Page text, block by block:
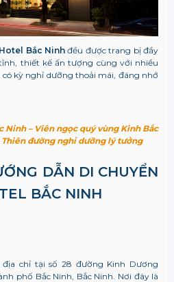
Bắc Ninhđều được trang bị đầy
thiết kế ấn tượng cùng với nhiều
kỳ nghỉ dưỡng thoải mái, đáng nhớ
Ninh – Viên ngọc quý vùng Kinh Bắc
Thiên đường nghỉ dưỡng lý tưởng
DẪN DI CHUYỂN
BẮC NINH
chỉ tại số 28 đường Kinh Dương
phố Bắc Ninh, Bắc Ninh. Nơi đây là